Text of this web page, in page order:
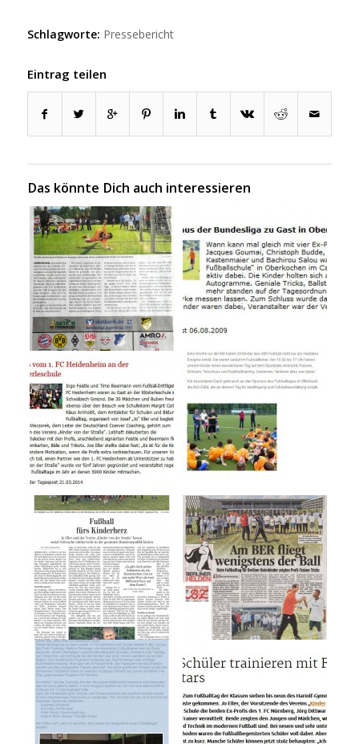
Schlagworte: Pressebericht
Eintrag teilen
Das könnte Dich auch interessieren